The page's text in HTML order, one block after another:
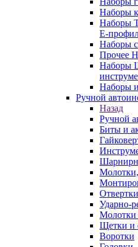
Наборы
Наборы
E-
Наборы
Прочее
Наборы
Наборы
Ручной
Назад
Ручной
Биты и
Отвертки
Ударно-
Молотки
Щетки и
Воротки